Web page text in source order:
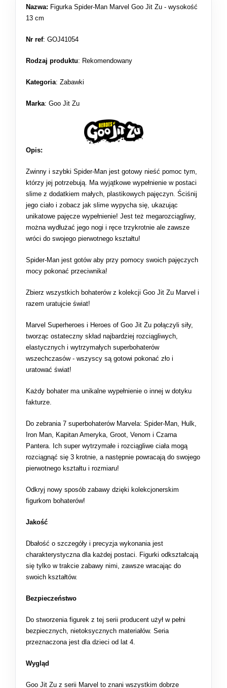
Nazwa: Figurka Spider-Man Marvel Goo Jit Zu - wysokość
13 cm
Nr ref: GOJ41054
Rodzaj produktu: Rekomendowany
Kategoria: Zabawki
Marka: Goo Jit Zu
Opis:
Zwinny i szybki Spider-Man jest gotowy nieść pomoc tym,
którzy jej potrzebują. Ma wyjątkowe wypełnienie w postaci
slime z dodatkiem małych, plastikowych pajęczyn. Ściśnij
jego ciało i zobacz jak slime wypycha się, ukazując
unikatowe pajęcze wypełnienie! Jest też megarozciągliwy,
można wydłużać jego nogi i ręce trzykrotnie ale zawsze
wróci do swojego pierwotnego kształtu!
Spider-Man jest gotów aby przy pomocy swoich pajęczych
mocy pokonać przeciwnika!
Zbierz wszystkich bohaterów z kolekcji Goo Jit Zu Marvel i
razem uratujcie świat!
Marvel Superheroes i Heroes of Goo Jit Zu połączyli siły,
tworząc ostateczny skład najbardziej rozciągliwych,
elastycznych i wytrzymałych superbohaterów
wszechczasów - wszyscy są gotowi pokonać zło i
uratować świat!
Każdy bohater ma unikalne wypełnienie o innej w dotyku
fakturze.
Do zebrania 7 superbohaterów Marvela: Spider-Man, Hulk,
Iron Man, Kapitan Ameryka, Groot, Venom i Czarna
Pantera. Ich super wytrzymałe i rozciągliwe ciała mogą
rozciągnąć się 3 krotnie, a następnie powracają do swojego
pierwotnego kształtu i rozmiaru!
Odkryj nowy sposób zabawy dzięki kolekcjonerskim
figurkom bohaterów!
Jakość
Dbałość o szczegóły i precyzja wykonania jest
charakterystyczna dla każdej postaci. Figurki odkształcają
się tylko w trakcie zabawy nimi, zawsze wracając do
swoich kształtów.
Bezpieczeństwo
Do stworzenia figurek z tej serii producent użył w pełni
bezpiecznych, nietoksycznych materiałów. Seria
przeznaczona jest dla dzieci od lat 4.
Wygląd
Goo Jit Zu z serii Marvel to znani wszystkim dobrze